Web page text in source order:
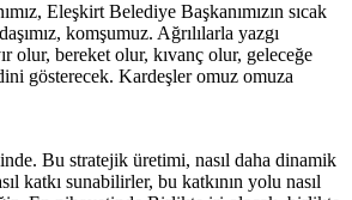
Eleşkirt Belediye Başkanımızın sıcak
komşumuz. Ağrılılarla yazgı
olur, bereket olur, kıvanç olur, geleceğe
gösterecek. Kardeşler omuz omuza
Bu stratejik üretimi, nasıl daha dinamik
katkı sunabilirler, bu katkının yolu nasıl